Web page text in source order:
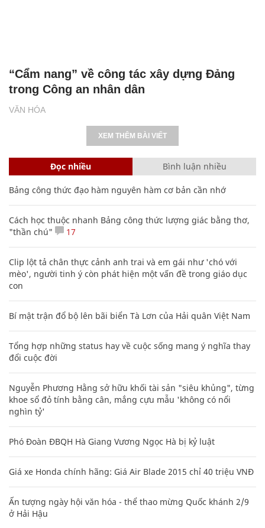
VĂN HÓA
“Cẩm nang” về công tác xây dựng Đảng
trong Công an nhân dân
XEM THÊM BÀI VIẾT
Đọc nhiều Bình luận nhiều
Bảng công thức đạo hàm nguyên hàm cơ bản cần nhớ
Cách học thuộc nhanh Bảng công thức lượng giác bằng thơ,
"thần chú"
17
Clip lột tả chân thực cảnh anh trai và em gái như 'chó với
mèo', người tinh ý còn phát hiện một vấn đề trong giáo dục
con
Bí mật trận đổ bộ lên bãi biển Tà Lơn của Hải quân Việt Nam
Tổng hợp những status hay về cuộc sống mang ý nghĩa thay
đổi cuộc đời
Nguyễn Phương Hằng sở hữu khối tài sản "siêu khủng", từng
khoe sổ đỏ tính bằng cân, mắng cựu mẫu 'không có nổi
nghìn tỷ'
Phó Đoàn ĐBQH Hà Giang Vương Ngọc Hà bị kỷ luật
Giá xe Honda chính hãng: Giá Air Blade 2015 chỉ 40 triệu VNĐ
Ấn tượng ngày hội văn hóa - thể thao mừng Quốc khánh 2/9
ở Hải Hậu